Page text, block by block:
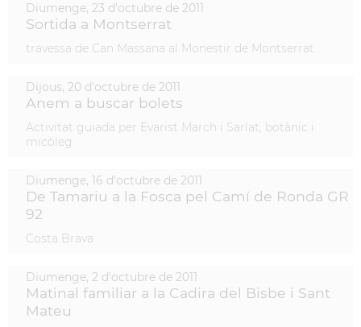
Diumenge, 23 d'octubre de 2011
Sortida a Montserrat
travessa de Can Massana al Monestir de Montserrat
Dijous, 20 d'octubre de 2011
Anem a buscar bolets
Activitat guiada per Evarist March i Sarlat, botànic i
micòleg
Diumenge, 16 d'octubre de 2011
De Tamariu a la Fosca pel Camí de Ronda GR
92
Costa Brava
Diumenge, 2 d'octubre de 2011
Matinal familiar a la Cadira del Bisbe i Sant
Mateu